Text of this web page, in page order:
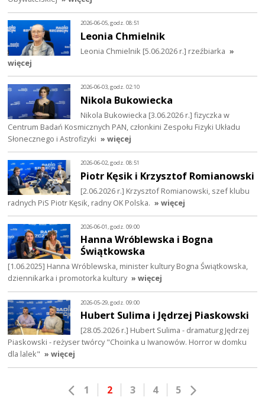
2026-06-05, godz. 08:51
Leonia Chmielnik
Leonia Chmielnik [5.06.2026 r.] rzeźbiarka »
więcej
2026-06-03, godz. 02:10
Nikola Bukowiecka
Nikola Bukowiecka [3.06.2026 r.] fizyczka w
Centrum Badań Kosmicznych PAN, członkini Zespołu Fizyki Układu
Słonecznego i Astrofizyki » więcej
2026-06-02, godz. 08:51
Piotr Kęsik i Krzysztof Romianowski
[2.06.2026 r.] Krzysztof Romianowski, szef klubu
radnych PiS Piotr Kęsik, radny OK Polska. » więcej
2026-06-01, godz. 09:00
Hanna Wróblewska i Bogna
Świątkowska
[1.06.2025] Hanna Wróblewska, minister kultury Bogna Świątkowska,
dziennikarka i promotorka kultury » więcej
2026-05-29, godz. 09:00
Hubert Sulima i Jędrzej Piaskowski
[28.05.2026 r.] Hubert Sulima - dramaturg Jędrzej
Piaskowski - reżyser twórcy "Choinka u Iwanowów. Horror w domku
dla lalek" » więcej
1 2 3 4 5